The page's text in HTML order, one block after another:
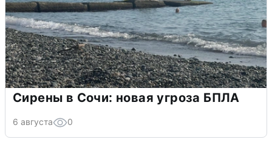
Сирены в Сочи: новая угроза БПЛА
6 августа 0